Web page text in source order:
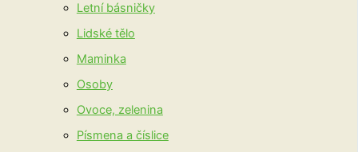
Letní básničky
Lidské tělo
Maminka
Osoby
Ovoce, zelenina
Písmena a číslice